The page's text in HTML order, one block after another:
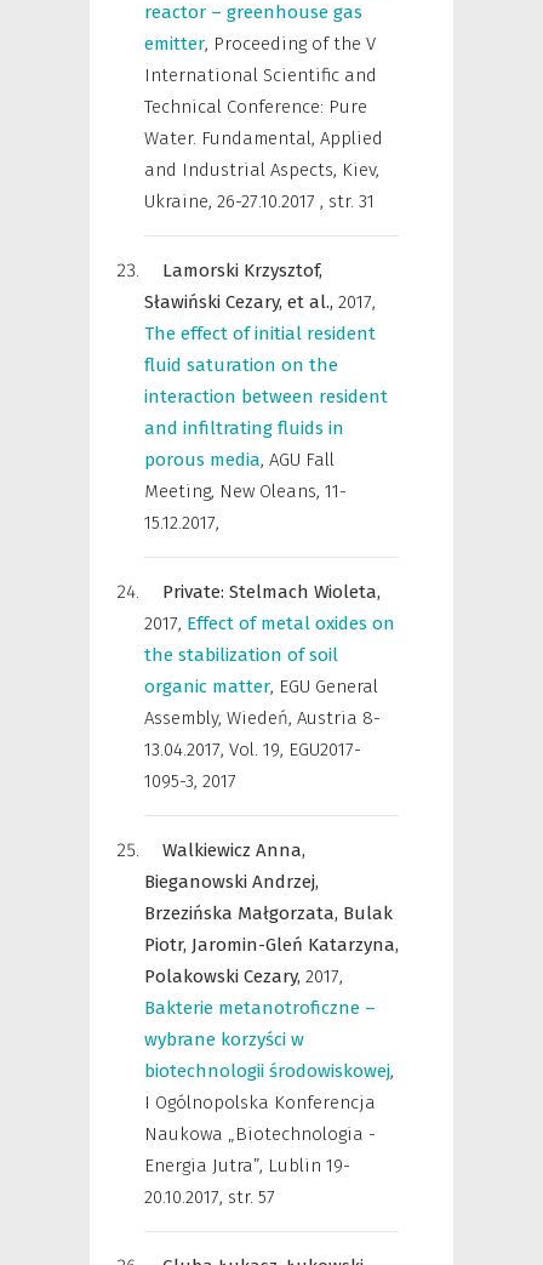
reactor – greenhouse gas
emitter, Proceeding of the V
International Scientific and
Technical Conference: Pure
Water. Fundamental, Applied
and Industrial Aspects, Kiev,
Ukraine, 26-27.10.2017 , str. 31
Lamorski Krzysztof,
Sławiński Cezary, et al., 2017,
The effect of initial resident
fluid saturation on the
interaction between resident
and infiltrating fluids in
porous media, AGU Fall
Meeting, New Oleans, 11-
15.12.2017,
Private: Stelmach Wioleta,
2017, Effect of metal oxides on
the stabilization of soil
organic matter, EGU General
Assembly, Wiedeń, Austria 8-
13.04.2017, Vol. 19, EGU2017-
1095-3, 2017
Walkiewicz Anna,
Bieganowski Andrzej,
Brzezińska Małgorzata, Bulak
Piotr, Jaromin-Gleń Katarzyna,
Polakowski Cezary, 2017,
Bakterie metanotroficzne –
wybrane korzyści w
biotechnologii środowiskowej,
I Ogólnopolska Konferencja
Naukowa „Biotechnologia -
Energia Jutra”, Lublin 19-
20.10.2017, str. 57